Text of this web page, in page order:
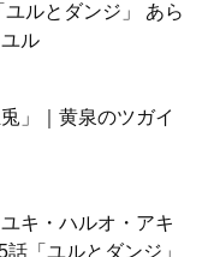
ルとダンジ」 あら
ル
」｜黄泉のツガイ
キ・ハルオ・アキ
「ユルとダンジ」